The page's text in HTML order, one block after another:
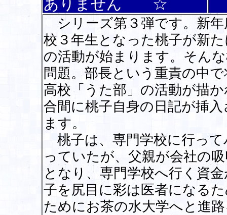
ありません ☆
シリーズ第３弾です。新
校３年生となった桃子が新
の活動が始まります。そん
問題。部長という重責の中
高校「うた部」の活動が描
合間に桃子自身の日記が挿
ます。
桃子は、専門学校に行っ
っていたが、父親が会社の
となり、専門学校へ行く資
子を尻目に彩は医者になる
ためにお茶の水大学へと進